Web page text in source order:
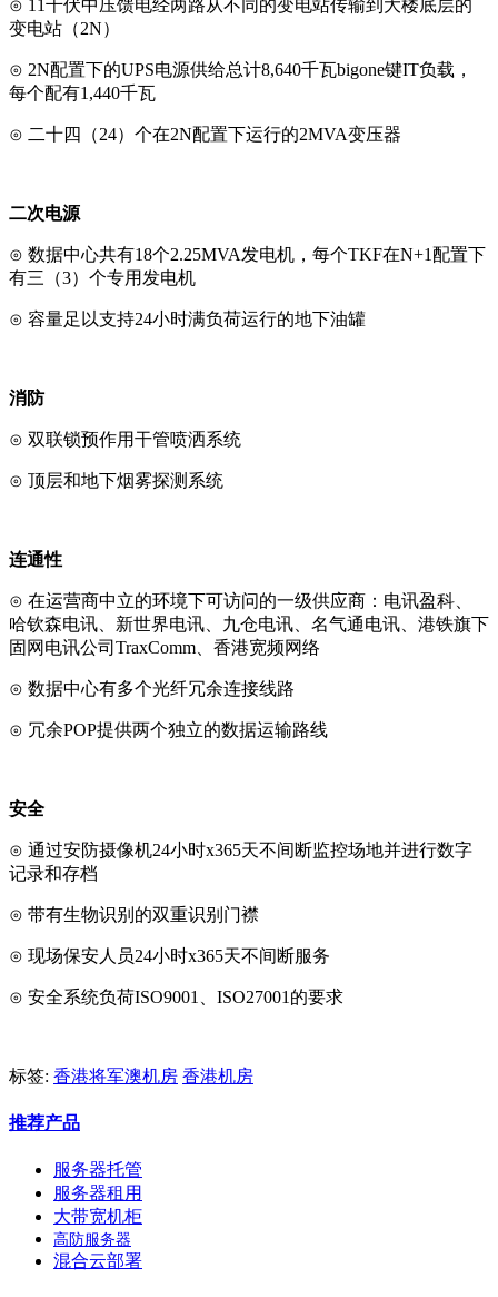
⊙ 11千伏中压馈电经两路从不同的变电站传输到大楼底层的
变电站（2N）
⊙ 2N配置下的UPS电源供给总计8,640千瓦bigone键IT负载，
每个配有1,440千瓦
⊙ 二十四（24）个在2N配置下运行的2MVA变压器
二次电源
⊙ 数据中心共有18个2.25MVA发电机，每个TKF在N+1配置下
有三（3）个专用发电机
⊙ 容量足以支持24小时满负荷运行的地下油罐
消防
⊙ 双联锁预作用干管喷洒系统
⊙ 顶层和地下烟雾探测系统
连通性
⊙ 在运营商中立的环境下可访问的一级供应商：电讯盈科、
哈钦森电讯、新世界电讯、九仓电讯、名气通电讯、港铁旗下
固网电讯公司TraxComm、香港宽频网络
⊙ 数据中心有多个光纤冗余连接线路
⊙ 冗余POP提供两个独立的数据运输路线
安全
⊙ 通过安防摄像机24小时x365天不间断监控场地并进行数字
记录和存档
⊙ 带有生物识别的双重识别门襟
⊙ 现场保安人员24小时x365天不间断服务
⊙ 安全系统负荷ISO9001、ISO27001的要求
标签: 香港将军澳机房 香港机房
推荐产品
服务器托管
服务器租用
大带宽机柜
高防服务器
混合云部署